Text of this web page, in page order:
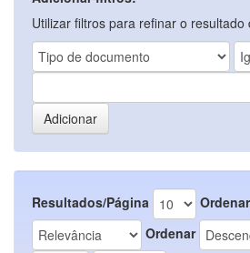
Utilizar filtros para refinar o resultado
Resultados/Página
Ordenar